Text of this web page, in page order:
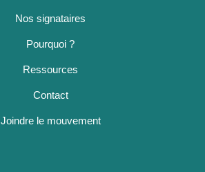
Nos signataires
Pourquoi ?
Ressources
Contact
Joindre le mouvement